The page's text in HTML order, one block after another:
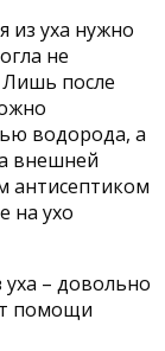
из уха нужно
не
Лишь после
водорода, а
внешней
антисептиком
на ухо
– довольно
помощи